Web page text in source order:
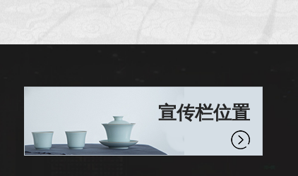
史、民俗史、思想史等领域仍
具有多方面的学术价值。 本书
是成都博物馆整理和研究...
宣传栏位置